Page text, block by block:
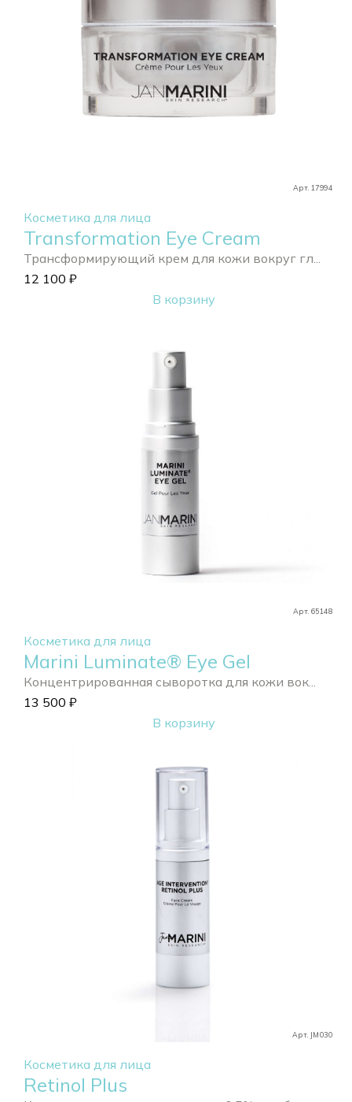
Арт. 17994
Косметика для лица
Transformation Eye Cream
Трансформирующий крем для кожи вокруг гл...
12 100 ₽
В корзину
Арт. 65148
Косметика для лица
Marini Luminate® Eye Gel
Концентрированная сыворотка для кожи вок...
13 500 ₽
В корзину
Арт. JM030
Косметика для лица
Retinol Plus